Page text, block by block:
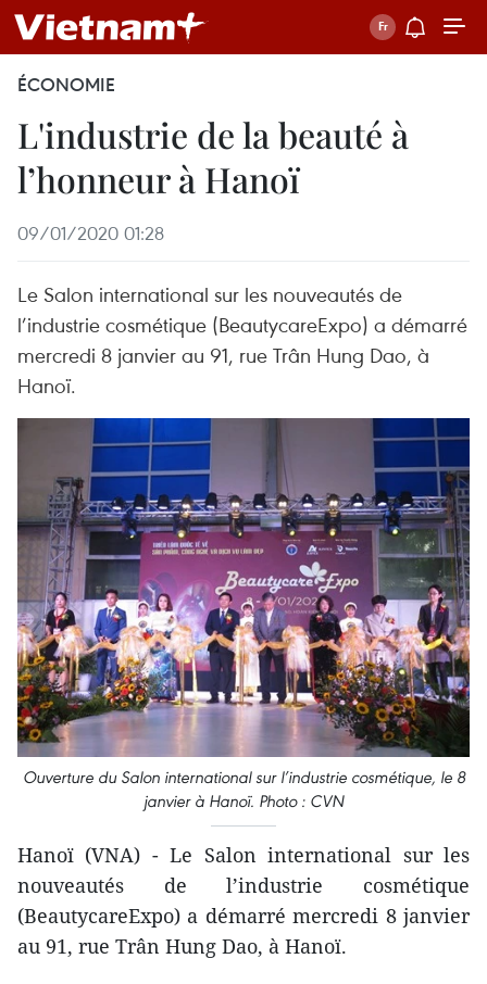
ÉCONOMIE
L'industrie de la beauté à
l’honneur à Hanoï
09/01/2020 01:28
Le Salon international sur les nouveautés de
l’industrie cosmétique (BeautycareExpo) a démarré
mercredi 8 janvier au 91, rue Trân Hung Dao, à
Hanoï.
Ouverture du Salon international sur l’industrie cosmétique, le 8
janvier à Hanoï. Photo : CVN
Hanoï (VNA) - Le Salon international sur les
nouveautés de l’industrie cosmétique
(BeautycareExpo) a démarré mercredi 8 janvier
au 91, rue Trân Hung Dao, à Hanoï.